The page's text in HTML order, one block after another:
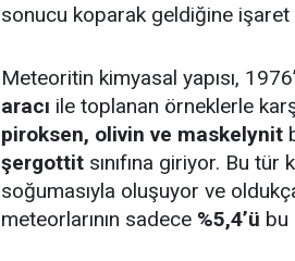
sonucu koparak geldiğine işaret
Meteoritin kimyasal yapısı,
aracı ile toplanan örneklerle
piroksen, olivin ve maskelynit
şergottit sınıfına giriyor. Bu tür
soğumasıyla oluşuyor ve
meteorlarının sadece %5,4’ü bu